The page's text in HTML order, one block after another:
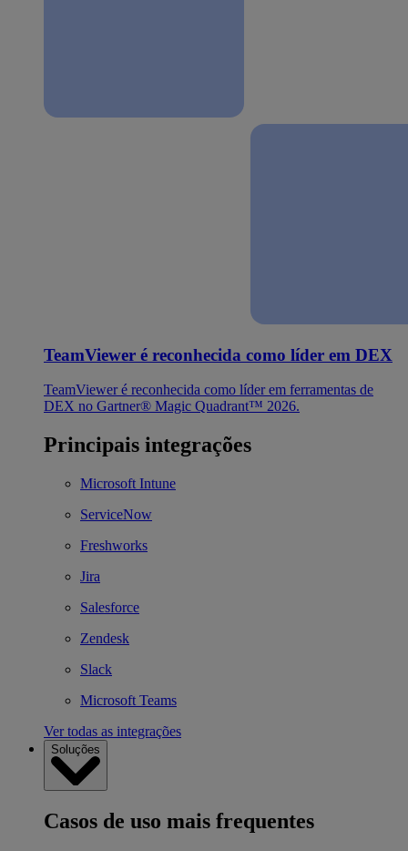
TeamViewer é reconhecida como líder em DEX
TeamViewer é reconhecida como líder em ferramentas de
DEX no Gartner® Magic Quadrant™ 2026.
Principais integrações
Microsoft Intune
ServiceNow
Freshworks
Jira
Salesforce
Zendesk
Slack
Microsoft Teams
Ver todas as integrações
Soluções
Casos de uso mais frequentes